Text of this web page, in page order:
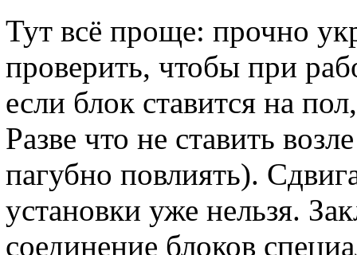
Тут всё проще: прочно
проверить, чтобы при
если блок ставится на
Разве что не ставить
пагубно повлиять).
установки уже нельзя.
соединение блоков